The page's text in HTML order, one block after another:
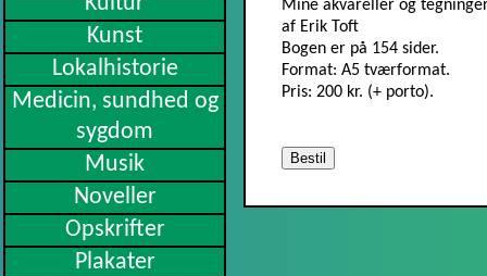
Kunst
Lokalhistorie
Medicin, sundhed og
sygdom
Musik
Noveller
Opskrifter
Plakater
Mine akvareller og
af Erik Toft
Bogen er på 154 sider.
Format: A5 tværformat.
Pris: 200 kr. (+ porto).
Bestil